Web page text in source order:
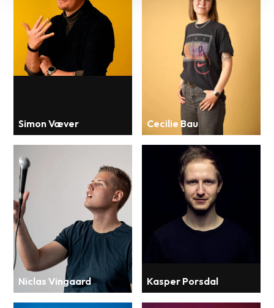
Simon Væver Cecilie Bau
Niclas Vingaard Kasper Porsdal